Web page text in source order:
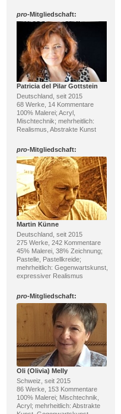
pro-Mitgliedschaft:
Patricia del Pilar Gottstein
Deutschland, seit 2015
68 Werke, 14 Kommentare
100% Malerei; Acryl,
Mischtechnik; mehrheitlich:
Realismus, Abstrakte Kunst
pro-Mitgliedschaft:
Martin Künne
Deutschland, seit 2015
275 Werke, 242 Kommentare
45% Malerei, 38% Zeichnung;
Pastelle, Pastellkreide;
mehrheitlich: Gegenwartskunst,
expressiver Realismus
pro-Mitgliedschaft:
Oli (Olivia) Melly
Schweiz, seit 2015
86 Werke, 153 Kommentare
100% Malerei; Mischtechnik,
Acryl; mehrheitlich: Abstrakte